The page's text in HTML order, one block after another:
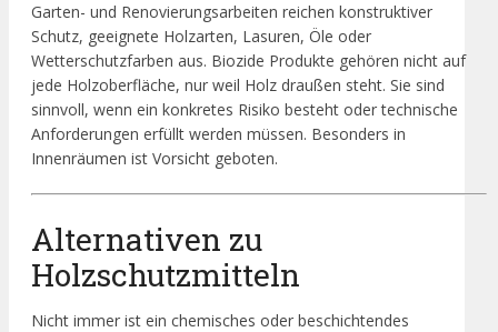
Garten- und Renovierungsarbeiten reichen konstruktiver
Schutz, geeignete Holzarten, Lasuren, Öle oder
Wetterschutzfarben aus. Biozide Produkte gehören nicht auf
jede Holzoberfläche, nur weil Holz draußen steht. Sie sind
sinnvoll, wenn ein konkretes Risiko besteht oder technische
Anforderungen erfüllt werden müssen. Besonders in
Innenräumen ist Vorsicht geboten.
Alternativen zu
Holzschutzmitteln
Nicht immer ist ein chemisches oder beschichtendes